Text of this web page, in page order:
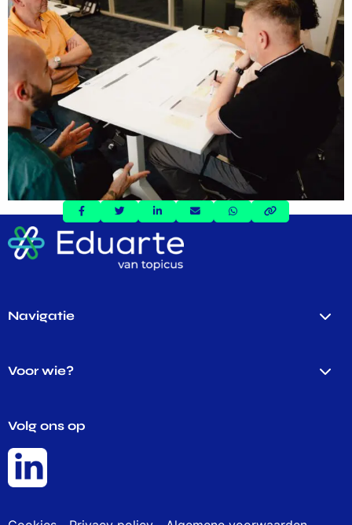
Delen
via:
Delen
Delen
via:
Delen
Delen
Navigatie
Voor wie?
Volg ons op